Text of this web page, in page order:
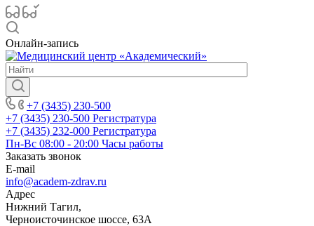
Онлайн-запись
+7 (3435) 230-500
+7 (3435) 230-500 Регистратура
+7 (3435) 232-000 Регистратура
Пн-Вс 08:00 - 20:00 Часы работы
Заказать звонок
E-mail
info@academ-zdrav.ru
Адрес
Нижний Тагил,
Черноисточинское шоссе, 63А